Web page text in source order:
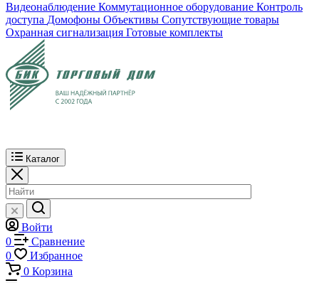
Видеонаблюдение Коммутационное оборудование Контроль
доступа Домофоны Объективы Сопутствующие товары
Охранная сигнализация Готовые комплекты
Каталог
Войти
0
Сравнение
0
Избранное
0 Корзина